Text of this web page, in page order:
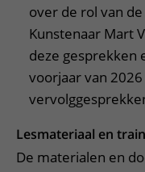
over de rol van
Kunstenaar Mart
deze gesprekken
voorjaar van
Lesmateriaal en
De materialen en